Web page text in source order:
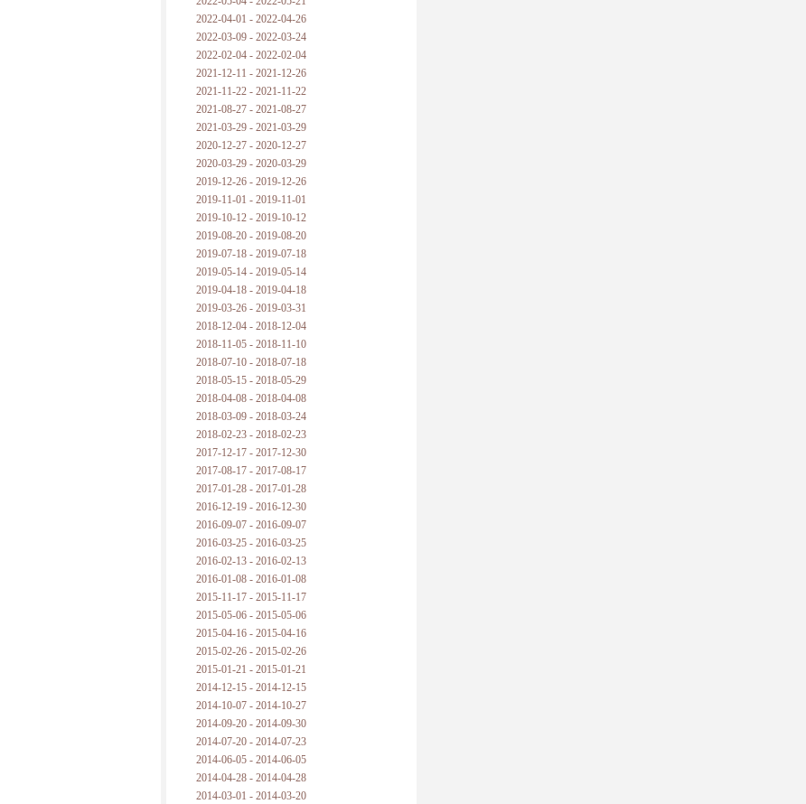
2022-04-01 - 2022-04-26
2022-03-09 - 2022-03-24
2022-02-04 - 2022-02-04
2021-12-11 - 2021-12-26
2021-11-22 - 2021-11-22
2021-08-27 - 2021-08-27
2021-03-29 - 2021-03-29
2020-12-27 - 2020-12-27
2020-03-29 - 2020-03-29
2019-12-26 - 2019-12-26
2019-11-01 - 2019-11-01
2019-10-12 - 2019-10-12
2019-08-20 - 2019-08-20
2019-07-18 - 2019-07-18
2019-05-14 - 2019-05-14
2019-04-18 - 2019-04-18
2019-03-26 - 2019-03-31
2018-12-04 - 2018-12-04
2018-11-05 - 2018-11-10
2018-07-10 - 2018-07-18
2018-05-15 - 2018-05-29
2018-04-08 - 2018-04-08
2018-03-09 - 2018-03-24
2018-02-23 - 2018-02-23
2017-12-17 - 2017-12-30
2017-08-17 - 2017-08-17
2017-01-28 - 2017-01-28
2016-12-19 - 2016-12-30
2016-09-07 - 2016-09-07
2016-03-25 - 2016-03-25
2016-02-13 - 2016-02-13
2016-01-08 - 2016-01-08
2015-11-17 - 2015-11-17
2015-05-06 - 2015-05-06
2015-04-16 - 2015-04-16
2015-02-26 - 2015-02-26
2015-01-21 - 2015-01-21
2014-12-15 - 2014-12-15
2014-10-07 - 2014-10-27
2014-09-20 - 2014-09-30
2014-07-20 - 2014-07-23
2014-06-05 - 2014-06-05
2014-04-28 - 2014-04-28
2014-03-01 - 2014-03-20